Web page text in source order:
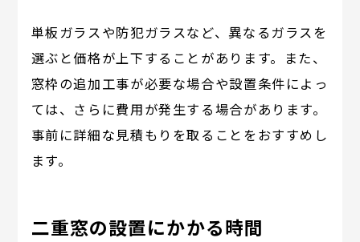
単板ガラスや防犯ガラスなど、異なるガラスを
選ぶと価格が上下することがあります。また、
窓枠の追加工事が必要な場合や設置条件によっ
ては、さらに費用が発生する場合があります。
事前に詳細な見積もりを取ることをおすすめし
ます。
二重窓の設置にかかる時間